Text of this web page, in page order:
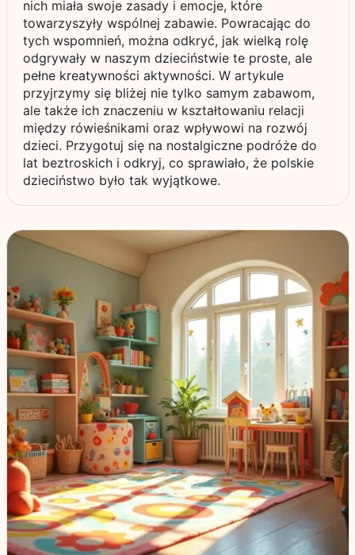
nich miała swoje zasady i emocje, które
towarzyszyły wspólnej zabawie. Powracając do
tych wspomnień, można odkryć, jak wielką rolę
odgrywały w naszym dzieciństwie te proste, ale
pełne kreatywności aktywności. W artykule
przyjrzymy się bliżej nie tylko samym zabawom,
ale także ich znaczeniu w kształtowaniu relacji
między rówieśnikami oraz wpływowi na rozwój
dzieci. Przygotuj się na nostalgiczne podróże do
lat beztroskich i odkryj, co sprawiało, że polskie
dzieciństwo było tak wyjątkowe.